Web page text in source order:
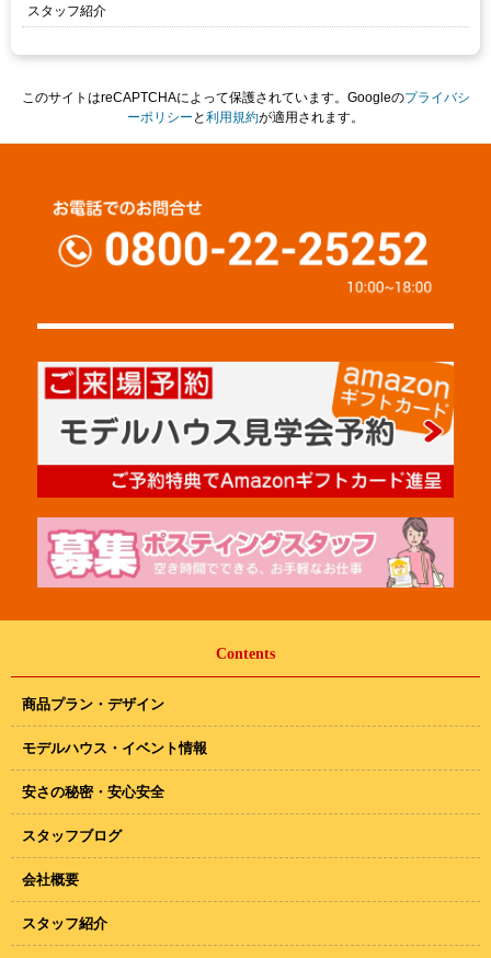
スタッフ紹介
このサイトはreCAPTCHAによって保護されています。Googleのプライバシ
ーポリシー と利用規約が適用されます。
Contents
商品プラン・デザイン
モデルハウス・イベント情報
安さの秘密・安心安全
スタッフブログ
会社概要
スタッフ紹介